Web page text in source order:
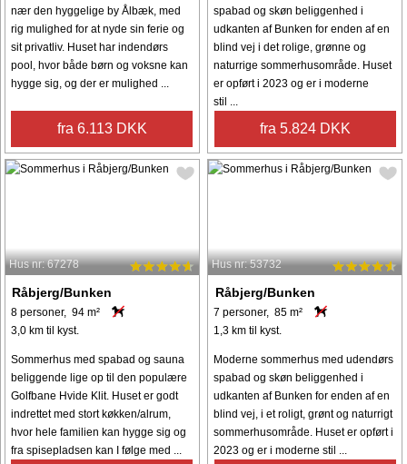
nær den hyggelige by Ålbæk, med
rig mulighed for at nyde sin ferie og
sit privatliv. Huset har indendørs
pool, hvor både børn og voksne kan
hygge sig, og der er mulighed ...
fra 6.113 DKK
spabad og skøn beliggenhed i
udkanten af ​​Bunken for enden af ​​en
blind vej i det rolige, grønne og
naturrige sommerhusområde. Huset
er opført i 2023 og er i moderne
stil ...
fra 5.824 DKK
Hus nr: 67278
Råbjerg/Bunken
8 personer, 94 m²
3,0 km til kyst.
Sommerhus med spabad og sauna
beliggende lige op til den populære
Golfbane Hvide Klit. Huset er godt
indrettet med stort køkken/alrum,
hvor hele familien kan hygge sig og
fra spisepladsen kan I følge med ...
Hus nr: 53732
Råbjerg/Bunken
7 personer, 85 m²
1,3 km til kyst.
Moderne sommerhus med udendørs
spabad og skøn beliggenhed i
udkanten af ​​Bunken for enden af ​​en
blind vej, i et roligt, grønt og naturrigt
sommerhusområde. Huset er opført i
2023 og er i moderne stil ...